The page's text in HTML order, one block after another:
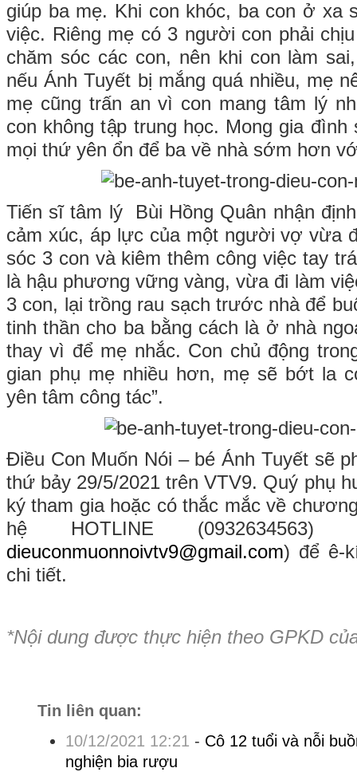
giúp ba mẹ. Khi con khóc, ba con ở xa
việc. Riêng mẹ có 3 người con phải
chăm sóc các con, nên khi con làm
nếu Ánh Tuyết bị mắng quá nhiều, mẹ
mẹ cũng trấn an vì con mang tâm lý
con không tập trung học. Mong gia
mọi thứ yên ổn để ba về nhà sớm hơn
Tiến sĩ tâm lý Bùi Hồng Quân nhận
cảm xúc, áp lực của một người vợ vừa
sóc 3 con và kiêm thêm công việc tay
là hậu phương vững vàng, vừa đi làm
3 con, lại trồng rau sạch trước nhà để
tinh thần cho ba bằng cách là ở nhà
thay vì để mẹ nhắc. Con chủ động
gian phụ mẹ nhiều hơn, mẹ sẽ bớt la
yên tâm công tác”.
Điều Con Muốn Nói – bé Ánh Tuyết sẽ
thứ bảy 29/5/2021 trên VTV9. Quý phụ
ký tham gia hoặc có thắc mắc về
hệ HOTLINE
dieuconmuonnoivtv9@gmail.com) để ê-
chi tiết.
*Nội dung được thực hiện theo GPKD
Tin liên quan:
10/12/2021 12:21 - Cô 12 tuổi và nỗi
nghiện bia rượu